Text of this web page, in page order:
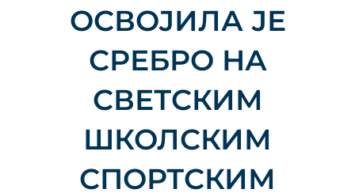
ОСВОЈИЛА ЈЕ
СРЕБРО НА
СВЕТСКИМ
ШКОЛСКИМ
СПОРТСКИМ